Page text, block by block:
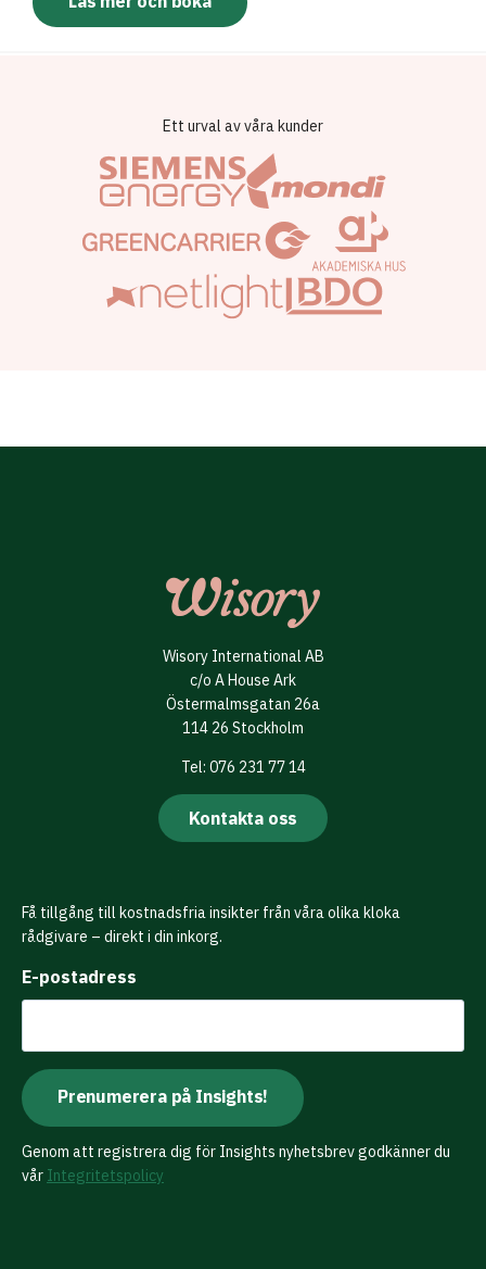
Ett urval av våra kunder
Wisory International AB
c/o A House Ark
Östermalmsgatan 26a
114 26 Stockholm
Tel: 076 231 77 14
Kontakta oss
Få tillgång till kostnadsfria insikter från våra olika kloka
rådgivare – direkt i din inkorg.
E-postadress
Genom att registrera dig för Insights nyhetsbrev godkänner du
vår Integritetspolicy